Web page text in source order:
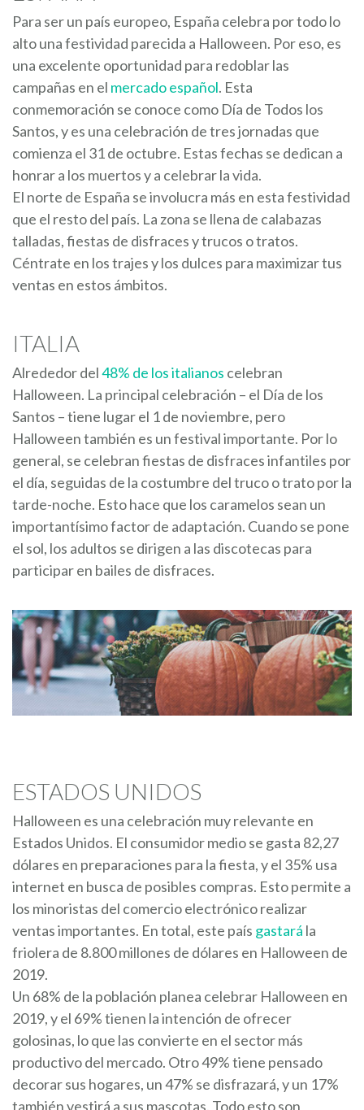
Para ser un país europeo, España celebra por todo lo
alto una festividad parecida a Halloween. Por eso, es
una excelente oportunidad para redoblar las
campañas en el mercado español. Esta
conmemoración se conoce como Día de Todos los
Santos, y es una celebración de tres jornadas que
comienza el 31 de octubre. Estas fechas se dedican a
honrar a los muertos y a celebrar la vida.
El norte de España se involucra más en esta festividad
que el resto del país. La zona se llena de calabazas
talladas, fiestas de disfraces y trucos o tratos.
Céntrate en los trajes y los dulces para maximizar tus
ventas en estos ámbitos.
ITALIA
Alrededor del48% de los italianos celebran
Halloween. La principal celebración – el Día de los
Santos – tiene lugar el 1 de noviembre, pero
Halloween también es un festival importante. Por lo
general, se celebran fiestas de disfraces infantiles por
el día, seguidas de la costumbre del truco o trato por la
tarde-noche. Esto hace que los caramelos sean un
importantísimo factor de adaptación. Cuando se pone
el sol, los adultos se dirigen a las discotecas para
participar en bailes de disfraces.
ESTADOS UNIDOS
Halloween es una celebración muy relevante en
Estados Unidos. El consumidor medio se gasta 82,27
dólares en preparaciones para la fiesta, y el 35% usa
internet en busca de posibles compras. Esto permite a
los minoristas del comercio electrónico realizar
ventas importantes. En total, este país gastará la
friolera de 8.800 millones de dólares en Halloween de
2019.
Un 68% de la población planea celebrar Halloween en
2019, y el 69% tienen la intención de ofrecer
golosinas, lo que las convierte en el sector más
productivo del mercado. Otro 49% tiene pensado
decorar sus hogares, un 47% se disfrazará, y un 17%
también vestirá a sus mascotas. Todo esto son